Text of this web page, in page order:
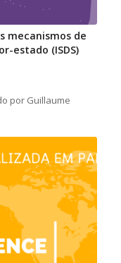
mecanismos de
estado (ISDS)
por Guillaume